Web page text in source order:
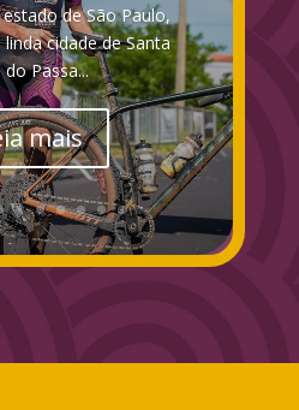
de São Paulo,
cidade de Santa
do Passa...
mais